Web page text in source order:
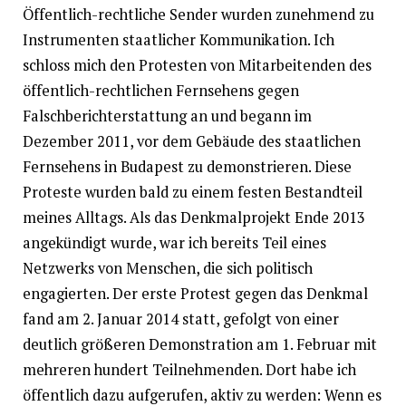
Öffentlich-rechtliche Sender wurden zunehmend zu
Instrumenten staatlicher Kommunikation. Ich
schloss mich den Protesten von Mitarbeitenden des
öffentlich-rechtlichen Fernsehens gegen
Falschberichterstattung an und begann im
Dezember 2011, vor dem Gebäude des staatlichen
Fernsehens in Budapest zu demonstrieren. Diese
Proteste wurden bald zu einem festen Bestandteil
meines Alltags. Als das Denkmalprojekt Ende 2013
angekündigt wurde, war ich bereits Teil eines
Netzwerks von Menschen, die sich politisch
engagierten. Der erste Protest gegen das Denkmal
fand am 2. Januar 2014 statt, gefolgt von einer
deutlich größeren Demonstration am 1. Februar mit
mehreren hundert Teilnehmenden. Dort habe ich
öffentlich dazu aufgerufen, aktiv zu werden: Wenn es